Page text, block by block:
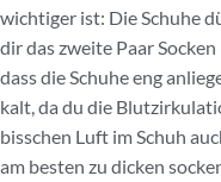
wichtiger ist: Die Schuhe
dir das zweite Paar
dass die Schuhe eng
kalt, da du die
bisschen Luft im Schuh
am besten zu dicken